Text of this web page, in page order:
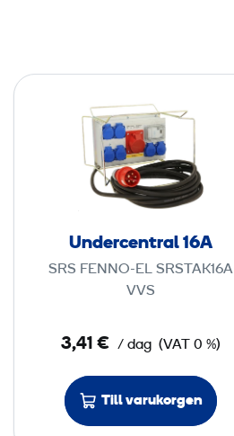
n
d
e
r
c
l
1
6
A
Undercentral 16A
SRS FENNO-EL SRSTAK16A
VVS
3,41 € / dag (VAT 0 %)
Till varukorgen